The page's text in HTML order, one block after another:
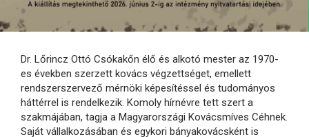
Dr. Lőrincz Ottó Csókakőn élő és alkotó mester az 1970-
es években szerzett kovács végzettséget, emellett
rendszerszervező mérnöki képesítéssel és tudományos
háttérrel is rendelkezik. Komoly hírnévre tett szert a
szakmájában, tagja a Magyarországi Kovácsmíves Céhnek.
Saját vállalkozásában és egykori bányakovácsként is